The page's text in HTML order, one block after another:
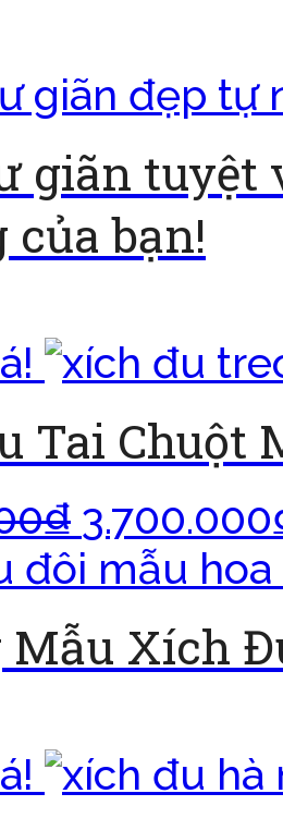
giãn
bạn!
Tai Chuột
₫ 3.700.000
Xích